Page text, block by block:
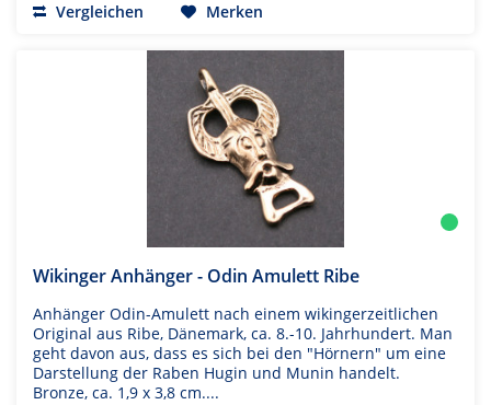
Vergleichen Merken
Wikinger Anhänger - Odin Amulett Ribe
Anhänger Odin-Amulett nach einem wikingerzeitlichen
Original aus Ribe, Dänemark, ca. 8.-10. Jahrhundert. Man
geht davon aus, dass es sich bei den "Hörnern" um eine
Darstellung der Raben Hugin und Munin handelt.
Bronze, ca. 1,9 x 3,8 cm....